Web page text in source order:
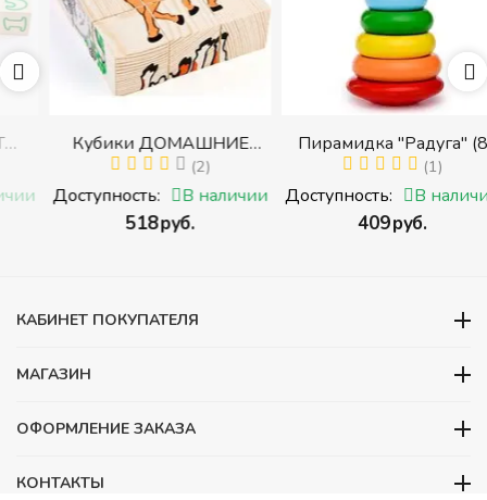
Кубики ДОМАШНИЕ
ЖИВОТНЫЕ (Томик)
(Набор кубиков
разрезных (складных))
(2)
Доступность: В наличии
руб.
Пирамидка "Радуга" (8
деталей) (Пирамидка
среднего размера)
(1)
Доступность: В наличии
руб.
КАБИНЕТ ПОКУПАТЕЛЯ
МАГАЗИН
ОФОРМЛЕНИЕ ЗАКАЗА
КОНТАКТЫ